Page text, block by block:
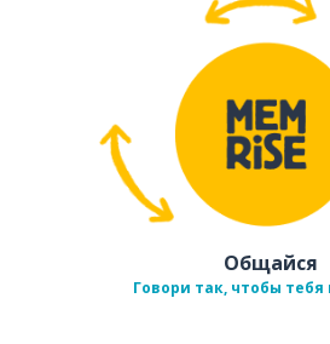
Общайся
Говори так, чтобы